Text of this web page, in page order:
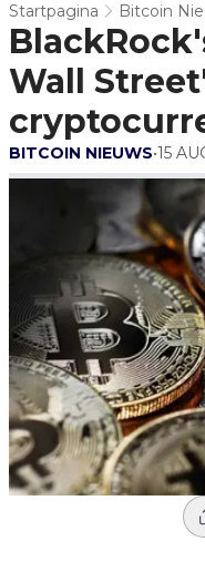
Startpagina Bitcoin
Wall
BITCOIN NIEUWS•15